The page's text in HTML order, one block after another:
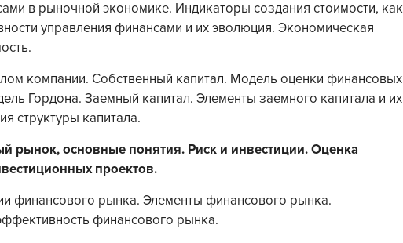
в рыночной экономике. Индикаторы создания стоимости, как
управления финансами и их эволюция. Экономическая
компании. Собственный капитал. Модель оценки финансовых
Гордона. Заемный капитал. Элементы заемного капитала и их
структуры капитала.
рынок, основные понятия. Риск и инвестиции. Оценка
проектов.
финансового рынка. Элементы финансового рынка.
финансового рынка.